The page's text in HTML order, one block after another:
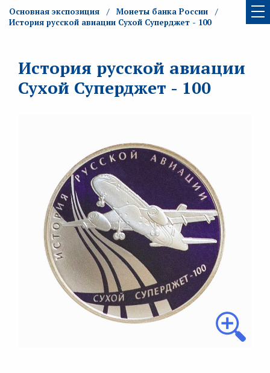
Основная экспозиция
Монеты банка России
История русской авиации Сухой Суперджет - 100
История русской авиации
Сухой Суперджет - 100